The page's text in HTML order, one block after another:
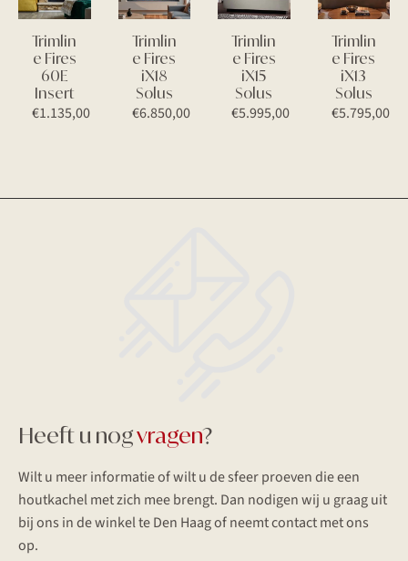
Trimlin
e Fires
60E
Insert
€1.135,00
Trimlin
e Fires
iX18
Solus
€6.850,00
Trimlin
e Fires
iX15
Solus
€5.995,00
Trimlin
e Fires
iX13
Solus
€5.795,00
Heeft u nogvragen?
Wilt u meer informatie of wilt u de sfeer proeven die een
houtkachel met zich mee brengt. Dan nodigen wij u graag uit
bij ons in de winkel te Den Haag of neemt contact met ons
op.